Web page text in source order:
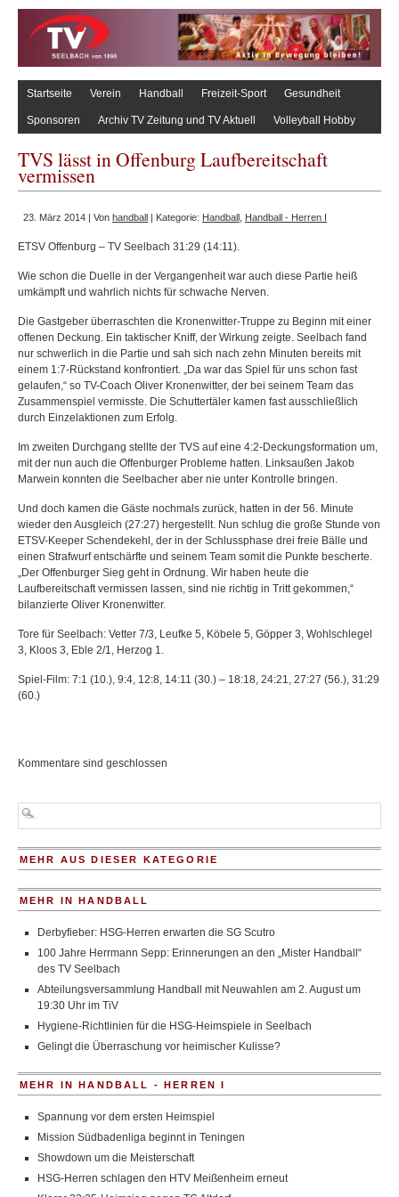
Startseite Verein Handball Freizeit-Sport Gesundheit
Sponsoren Archiv TV Zeitung und TV Aktuell Volleyball Hobby
TVS lässt in Offenburg Laufbereitschaft
vermissen
23. März 2014 | Von handball | Kategorie: Handball Handball - Herren I
ETSV Offenburg – TV Seelbach 31:29 (14:11).
Wie schon die Duelle in der Vergangenheit war auch diese Partie heiß
umkämpft und wahrlich nichts für schwache Nerven.
Die Gastgeber überraschten die Kronenwitter-Truppe zu Beginn mit einer
offenen Deckung. Ein taktischer Kniff, der Wirkung zeigte. Seelbach fand
nur schwerlich in die Partie und sah sich nach zehn Minuten bereits mit
einem 1:7-Rückstand konfrontiert. „Da war das Spiel für uns schon fast
gelaufen,“ so TV-Coach Oliver Kronenwitter, der bei seinem Team das
Zusammenspiel vermisste. Die Schuttertäler kamen fast ausschließlich
durch Einzelaktionen zum Erfolg.
Im zweiten Durchgang stellte der TVS auf eine 4:2-Deckungsformation um,
mit der nun auch die Offenburger Probleme hatten. Linksaußen Jakob
Marwein konnten die Seelbacher aber nie unter Kontrolle bringen.
Und doch kamen die Gäste nochmals zurück, hatten in der 56. Minute
wieder den Ausgleich (27:27) hergestellt. Nun schlug die große Stunde von
ETSV-Keeper Schendekehl, der in der Schlussphase drei freie Bälle und
einen Strafwurf entschärfte und seinem Team somit die Punkte bescherte.
„Der Offenburger Sieg geht in Ordnung. Wir haben heute die
Laufbereitschaft vermissen lassen, sind nie richtig in Tritt gekommen,“
bilanzierte Oliver Kronenwitter.
Tore für Seelbach: Vetter 7/3, Leufke 5, Köbele 5, Göpper 3, Wohlschlegel
3, Kloos 3, Eble 2/1, Herzog 1.
Spiel-Film: 7:1 (10.), 9:4, 12:8, 14:11 (30.) – 18:18, 24:21, 27:27 (56.), 31:29
(60.)
Kommentare sind geschlossen
MEHR AUS DIESER KATEGORIE
MEHR IN HANDBALL
Derbyfieber: HSG-Herren erwarten die SG Scutro
100 Jahre Herrmann Sepp: Erinnerungen an den „Mister Handball“
des TV Seelbach
Abteilungsversammlung Handball mit Neuwahlen am 2. August um
19:30 Uhr im TiV
Hygiene-Richtlinien für die HSG-Heimspiele in Seelbach
Gelingt die Überraschung vor heimischer Kulisse?
MEHR IN HANDBALL - HERREN I
Spannung vor dem ersten Heimspiel
Mission Südbadenliga beginnt in Teningen
Showdown um die Meisterschaft
HSG-Herren schlagen den HTV Meißenheim erneut